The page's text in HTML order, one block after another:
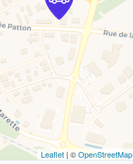
Leaflet | ©OpenStreetMap